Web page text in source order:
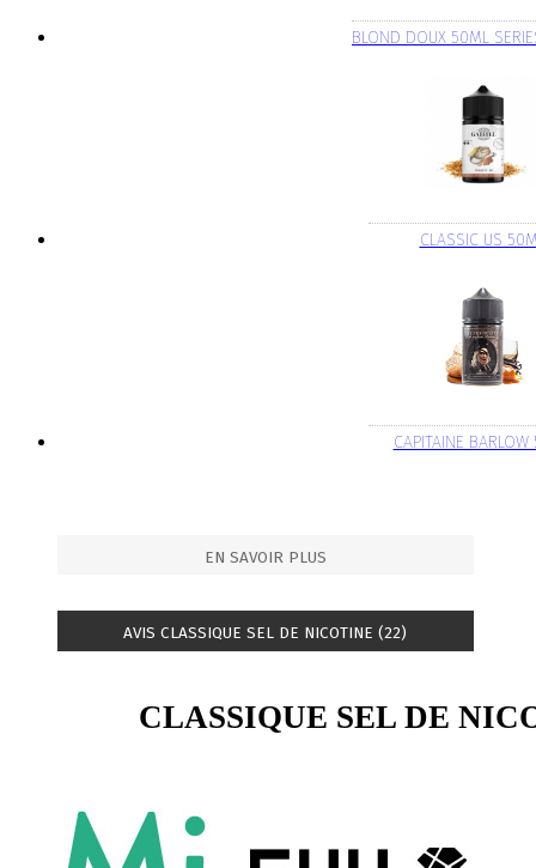
BLOND DOUX 50ML
CLASSIC US
CAPITAINE
EN SAVOIR PLUS
AVIS CLASSIQUE SEL DE NICOTINE (22)
CLASSIQUE SEL DE